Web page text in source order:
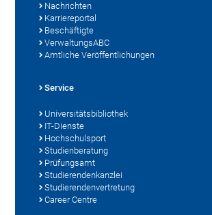
Nachrichten
Karriereportal
Beschäftigte
VerwaltungsABC
Amtliche Veröffentlichungen
Service
Universitätsbibliothek
IT-Dienste
Hochschulsport
Studienberatung
Prüfungsamt
Studierendenkanzlei
Studierendenvertretung
Career Centre